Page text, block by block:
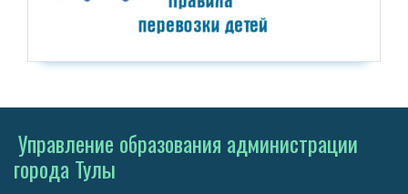
Управление образования администрации
города Тулы